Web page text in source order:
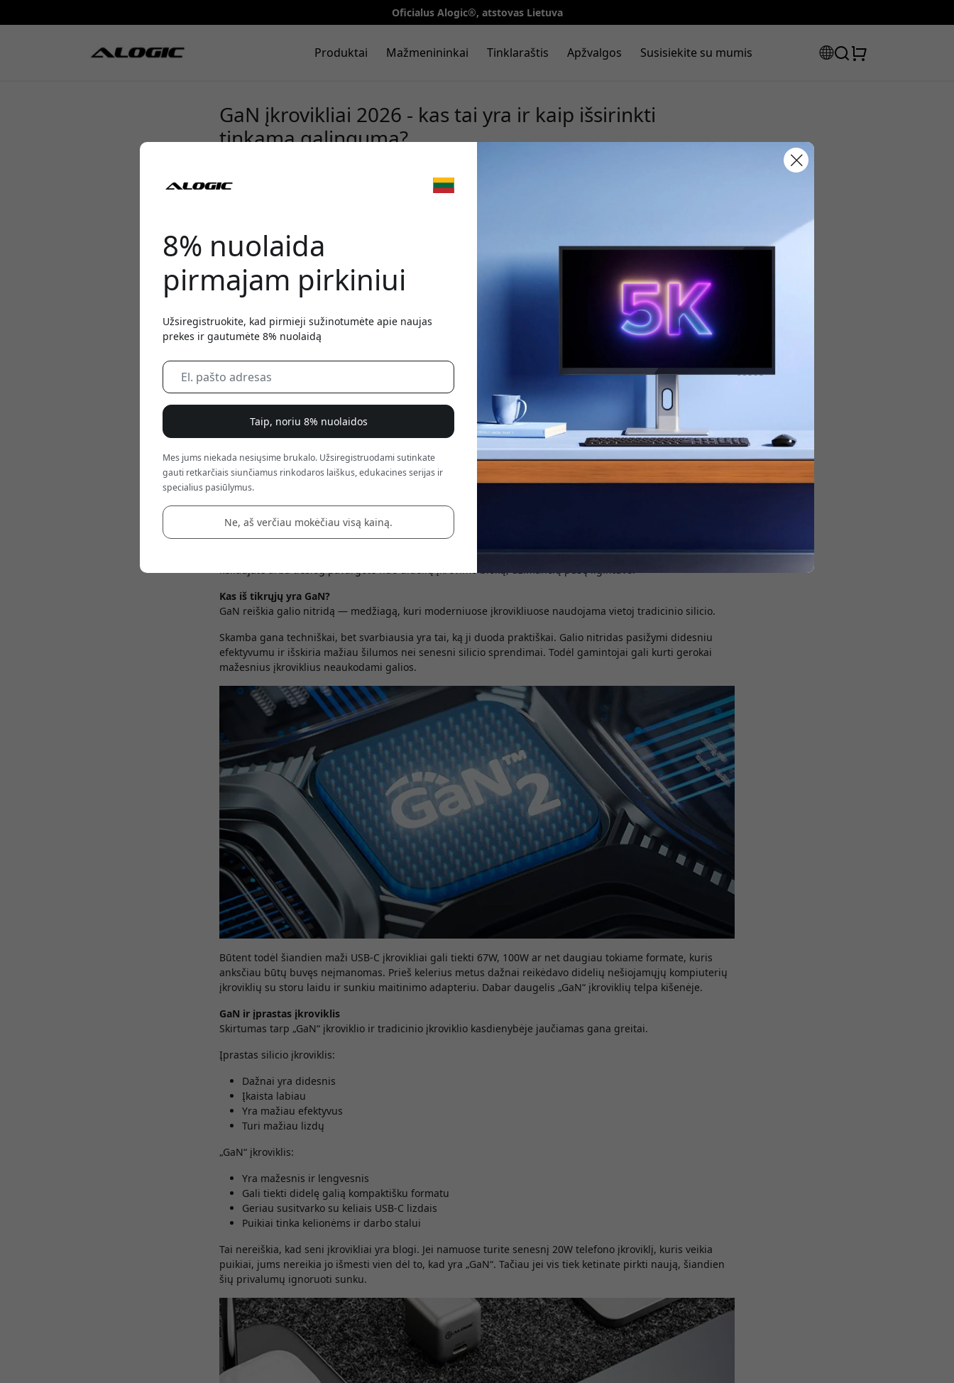
Oficialus Alogic®, atstovas Lietuva
Produktai Mažmenininkai Tinklaraštis Apžvalgos Susisiekite su mumis
GaN įkrovikliai 2026 - kas tai yra ir kaip išsirinkti
tinkamą galingumą?
Jūs tikriausiai pastaraisiais metais vis dažniau matėte ant įkroviklių pasirodant žodį „GaN“. Maži USB-C
įkrovikliai, kurie esą gali įkrauti ir telefoną, ir planšetę, o kartais net „MacBook“ — nors yra gerokai mažesni
Bet kas iš tikrųjų yra „GaN“ įkroviklis? Ar tai tik dar vienas techninis terminas, ar iš tiesų verta keisti?
Trumpas atsakymas: taip, tam yra nemaža nauda. Ypač jei kasdien kraunate kelis įrenginius, daug
Kas iš tikrųjų yra GaN?
GaN reiškia galio nitridą — medžiagą, kuri moderniuose įkrovikliuose naudojama vietoj tradicinio silicio.
Skamba gana techniškai, bet svarbiausia yra tai, ką ji duoda praktiškai. Galio nitridas pasižymi didesniu
efektyvumu ir išskiria mažiau šilumos nei senesni silicio sprendimai. Todėl gamintojai gali kurti gerokai
mažesnius įkroviklius neaukodami galios.
Būtent todėl šiandien maži USB-C įkrovikliai gali tiekti 67W, 100W ar net daugiau tokiame formate, kuris
anksčiau būtų buvęs neįmanomas. Prieš kelerius metus dažnai reikėdavo didelių nešiojamųjų kompiuterių
įkroviklių su storu laidu ir sunkiu maitinimo adapteriu. Dabar daugelis „GaN“ įkroviklių telpa kišenėje.
GaN ir įprastas įkroviklis
Skirtumas tarp „GaN“ įkroviklio ir tradicinio įkroviklio kasdienybėje jaučiamas gana greitai.
Įprastas silicio įkroviklis:
Dažnai yra didesnis
Įkaista labiau
Yra mažiau efektyvus
Turi mažiau lizdų
„GaN“ įkroviklis:
Yra mažesnis ir lengvesnis
Gali tiekti didelę galią kompaktišku formatu
Geriau susitvarko su keliais USB-C lizdais
Puikiai tinka kelionėms ir darbo stalui
Tai nereiškia, kad seni įkrovikliai yra blogi. Jei namuose turite senesnį 20W telefono įkroviklį, kuris veikia
puikiai, jums nereikia jo išmesti vien dėl to, kad yra „GaN“. Tačiau jei vis tiek ketinate pirkti naują, šiandien
šių privalumų ignoruoti sunku.
8% nuolaida
pirmajam pirkiniui
Užsiregistruokite, kad pirmieji sužinotumėte apie naujas
prekes ir gautumėte 8% nuolaidą
Taip, noriu 8% nuolaidos
Mes jums niekada nesiųsime brukalo. Užsiregistruodami sutinkate
gauti retkarčiais siunčiamus rinkodaros laiškus, edukacines serijas ir
specialius pasiūlymus.
Ne, aš verčiau mokėčiau visą kainą.
Norėdami gauti 8% nuolaidą, naudokite šį kodą
atsiskaitydami.